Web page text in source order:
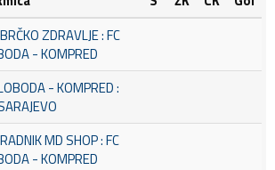
ZDRAVLJE : FC
- KOMPRED
- KOMPRED :
MD SHOP : FC
- KOMPRED